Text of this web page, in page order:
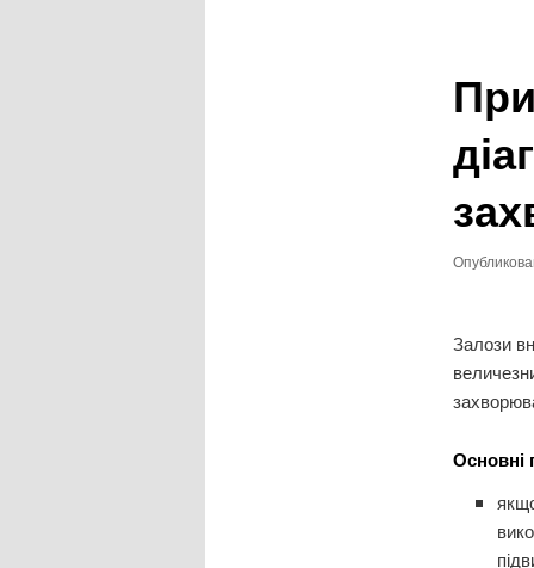
Залози
Основні